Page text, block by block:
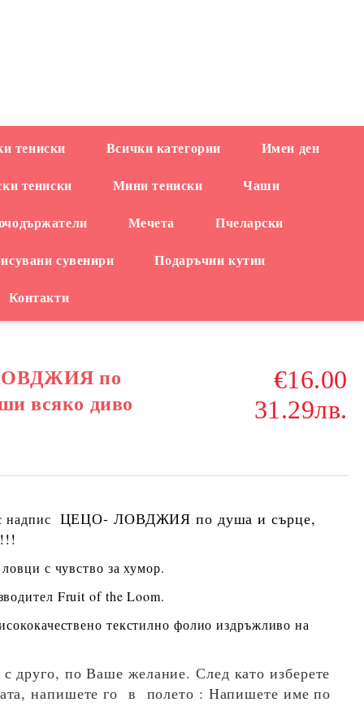
тениски Всички категории Имен ден
тениски Мини тениски Чаши
Мечета Пчеларски
сувенири Подаръчни кутии
Контакти
по
всяко диво
€16.00
31.29лв.
надпис ЦЕЦО- ЛОВДЖИЯ по душа и сърце,
с чувство за хумор.
Fruit of the Loom.
текстилно фолио издръжливо на
друго, по Ваше желание. След като изберете
напишете го в полето : Напишете име по